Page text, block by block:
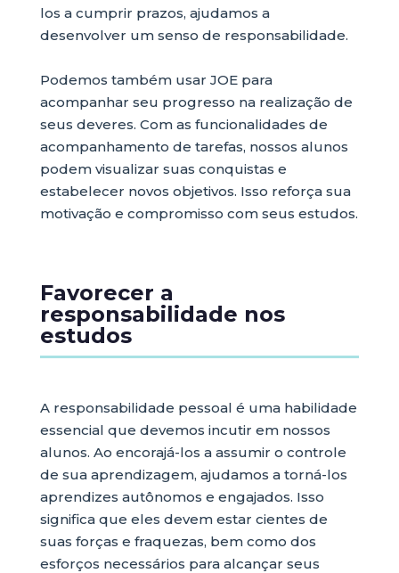
los a cumprir prazos, ajudamos a
desenvolver um senso de responsabilidade.
Podemos também usar JOE para
acompanhar seu progresso na realização de
seus deveres. Com as funcionalidades de
acompanhamento de tarefas, nossos alunos
podem visualizar suas conquistas e
estabelecer novos objetivos. Isso reforça sua
motivação e compromisso com seus estudos.
Favorecer a
responsabilidade nos
estudos
A responsabilidade pessoal é uma habilidade
essencial que devemos incutir em nossos
alunos. Ao encorajá-los a assumir o controle
de sua aprendizagem, ajudamos a torná-los
aprendizes autônomos e engajados. Isso
significa que eles devem estar cientes de
suas forças e fraquezas, bem como dos
esforços necessários para alcançar seus